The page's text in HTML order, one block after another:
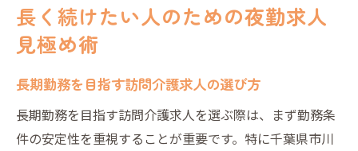
長く続けたい人のための夜勤求人
見極め術
長期勤務を目指す訪問介護求人の選び方
長期勤務を目指す訪問介護求人を選ぶ際は、まず勤務条
件の安定性を重視することが重要です。特に千葉県市川